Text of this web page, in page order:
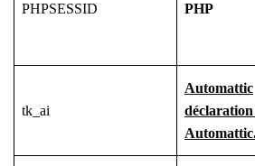
PHPSESSID PHP
tk_ai
Automattic